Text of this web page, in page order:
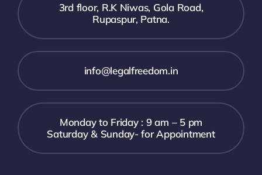
3rd floor, R.K Niwas, Gola Road,
Rupaspur, Patna.
info@legalfreedom.in
Monday to Friday : 9 am – 5 pm
Saturday & Sunday- for Appointment